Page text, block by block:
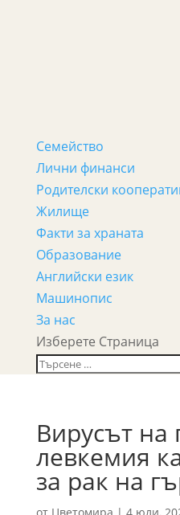
Семейство
Лични финанси
Родителски
Жилище
Факти за храната
Образование
Английски език
Машинопис
За нас
Изберете Страница
Вирусът на
левкемия
за рак на